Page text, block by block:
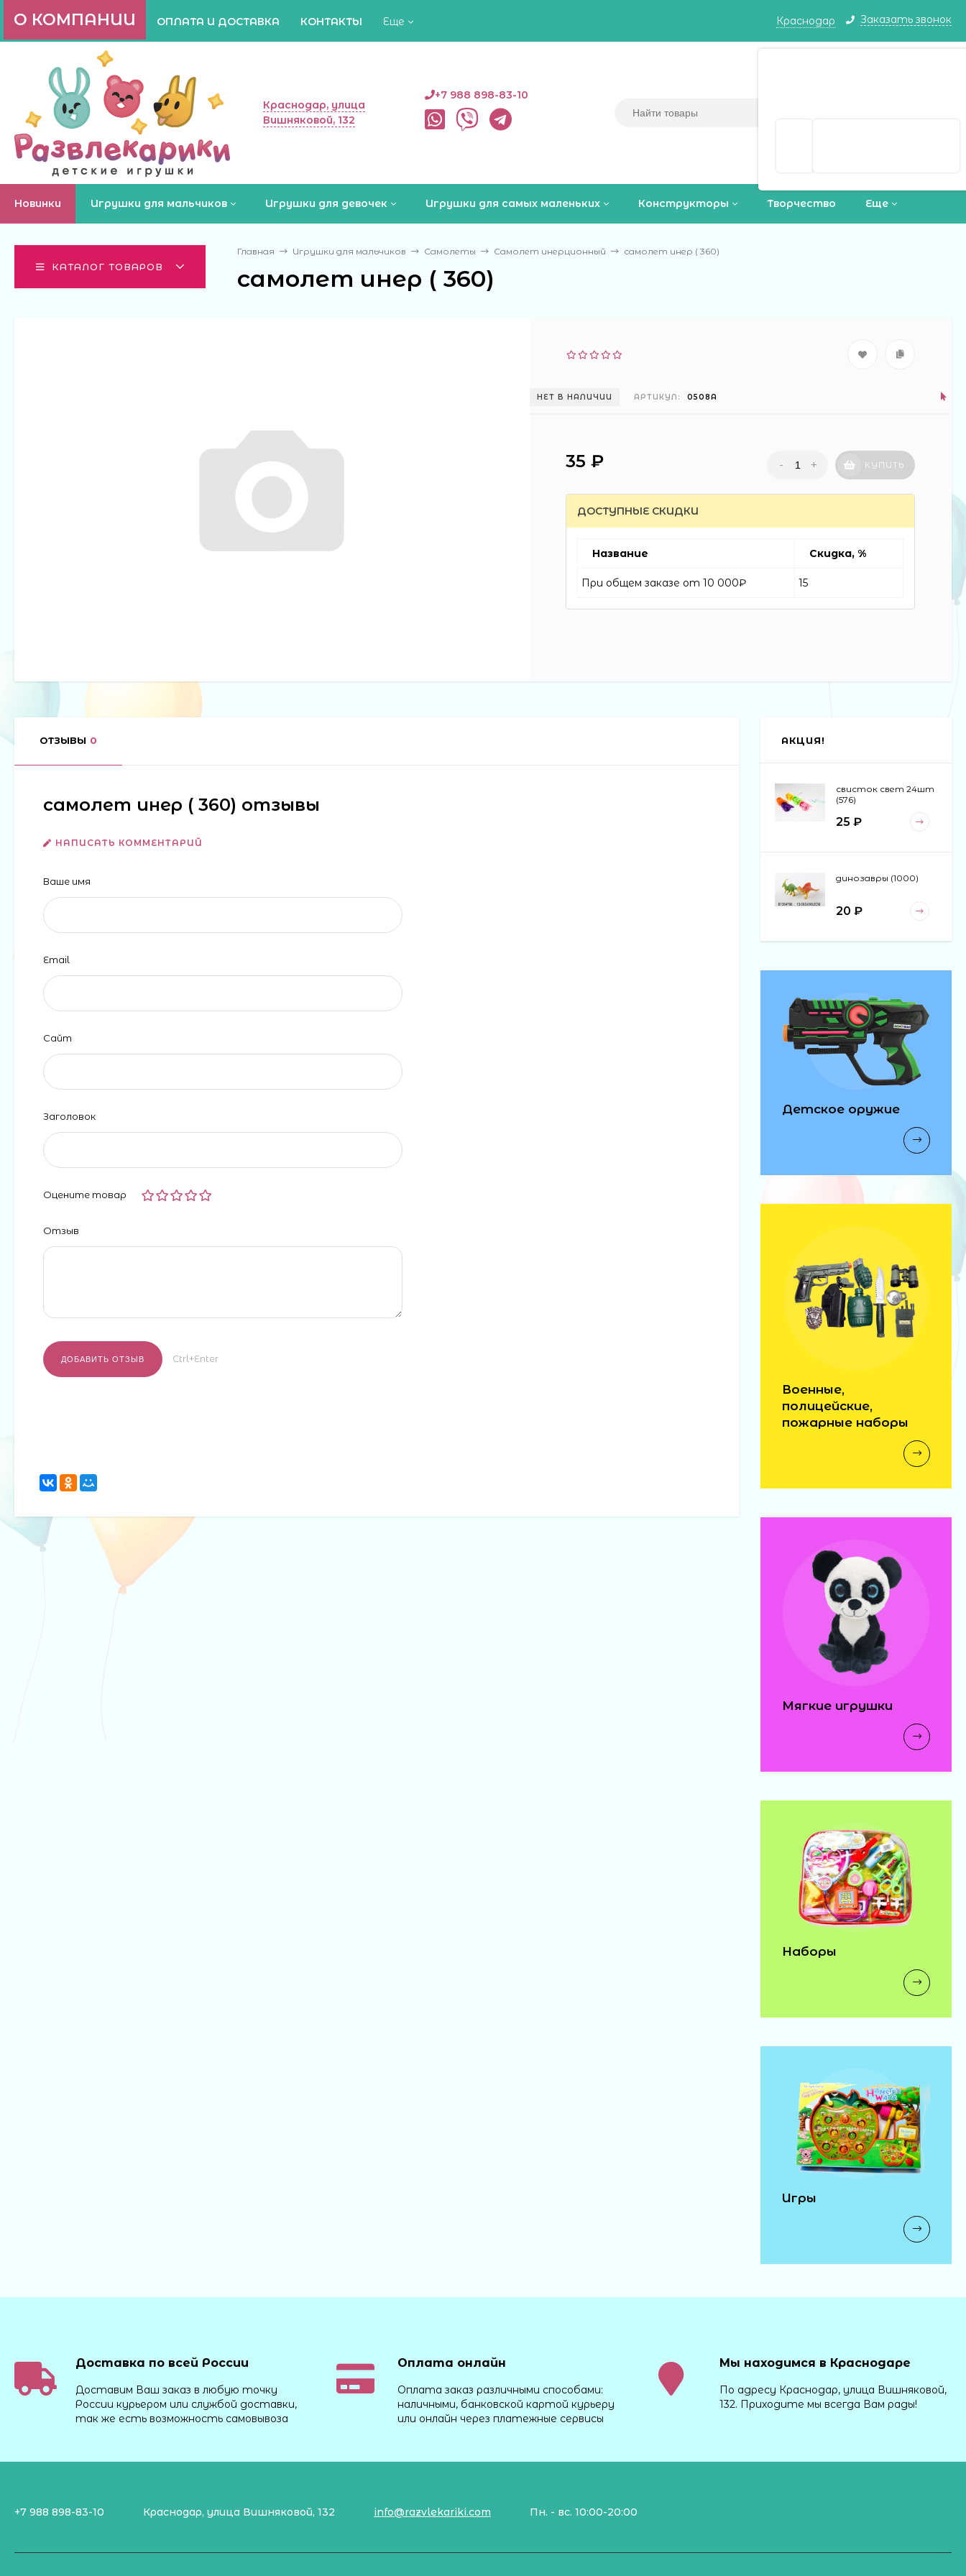
Краснодар Заказать звонок
О КОМПАНИИ ОПЛАТА И ДОСТАВКА КОНТАКТЫ Еще
Краснодар, улица
Вишняковой, 132
+7 988 898-83-10
Новинки Игрушки для мальчиков Игрушки для девочек Игрушки для самых маленьких Конструкторы Творчество Еще
КАТАЛОГ ТОВАРОВ
Главная Игрушки для мальчиков Самолеты Самолет инерционный самолет инер ( 360)
самолет инер ( 360)
НЕТ В НАЛИЧИИ АРТИКУЛ: 0508А
35 ₽ - + КУПИТЬ
ДОСТУПНЫЕ СКИДКИ
Название Скидка, %
При общем заказе от 10 000₽ 15
ОТЗЫВЫ 0
самолет инер ( 360) отзывы
НАПИСАТЬ КОММЕНТАРИЙ
Ваше имя
Email
Сайт
Заголовок
Оцените товар
Отзыв
Ctrl+Enter
АКЦИЯ!
свисток свет 24шт
(576)
25 ₽
динозавры (1000)
20 ₽
Детское оружие
Военные,
полицейские,
пожарные наборы
Мягкие игрушки
Наборы
Игры
Доставка по всей России
Доставим Ваш заказ в любую точку
России курьером или службой доставки,
так же есть возможность самовывоза
Оплата онлайн
Оплата заказ различными способами:
наличными, банковской картой курьеру
или онлайн через платежные сервисы
Мы находимся в Краснодаре
По адресу Краснодар, улица Вишняковой,
132. Приходите мы всегда Вам рады!
+7 988 898-83-10 Краснодар, улица Вишняковой, 132 info@razvlekariki.com Пн. - вс. 10:00-20:00